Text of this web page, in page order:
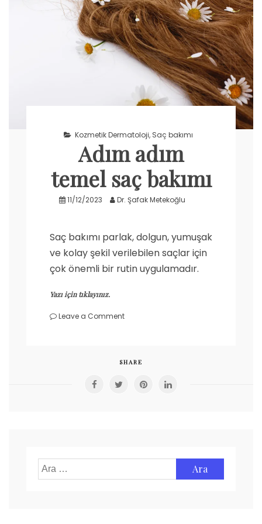
Kozmetik Dermatoloji, Saç bakımı
Adım adım
temel saç bakımı
11/12/2023 Dr. Şafak Metekoğlu
Saç bakımı parlak, dolgun, yumuşak
ve kolay şekil verilebilen saçlar için
çok önemli bir rutin uygulamadır.
Yazı için tıklayınız.
Leave a Commenton
saç
SHARE
Arama: